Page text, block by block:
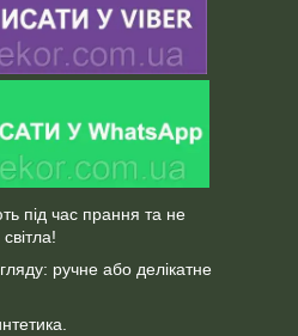
під час прання та не
ручне або делікатне